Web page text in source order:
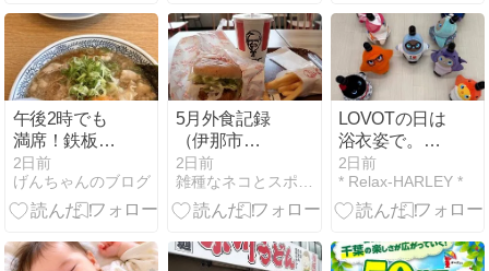
午後2時でも
満席！鉄板チ
ャーハンに麺
を乗せたら、
焼きラーメン
ん。
2日前
げんちゃんのブログ
5月外食記録
（伊那市
KFC、飯田市
なか卯）
2日前
雑種なネコとスポーツスターと
LOVOTの日は
浴衣姿で。そ
れにしてもオ
ーナーはお金
持ちが多い説
2日前
* Relax-HARLEY *